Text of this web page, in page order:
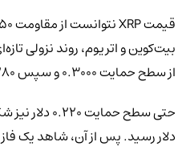
بیت‌کوین و اتریوم، روند نزولی
از سطح حمایت ۰.۳۰۰۰ و سپس ۰.۲۸۰ دلار پایین‌تر رفت.
دلار رسید. پس از آن، شاهد یک